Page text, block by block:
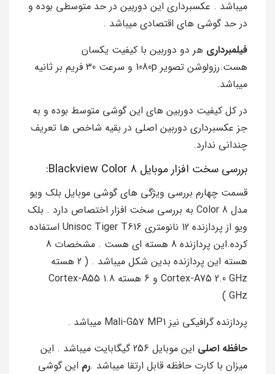
میباشد . عکسبرداری این دوربین در حد متوسطی بوده و
در حد گوشی های اقتصادی میباشد .
فیلمبرداری هر دو دوربین با کیفیت یکسان
هست.رزولوشن تصویر 1080p و سرعت 30 فریم بر ثانیه
میباشد.
در کل کیفیت دوربین های این گوشی متوسط بوده و به
جز عکسبرداری دوربین اصلی در بقیه شاخص ها تعریف
چندانی ندارد.
بررسی سخت افزار موبایل Blackview Color 8:
قسمت چهارم بررسی ویژگی های گوشی موبایل بلک ویو
مدل Color 8 به بررسی سخت افزار اختصاص دارد . بلک
ویو از پردازنده 12 نانومتری Unisoc Tiger T616 استفاده
کرده.این پردازنده 8 هسته ای هست . مشخصات 8
هسته این پردازنده بدین شکل میباشد . ( 2 هسته
Cortex-A75 2.0 GHz و 6 هسته Cortex-A55 1.8
GHz )
پردازنده گرافیکی نیز Mali-G57 MP1 میباشد .
حافظه اصلی
این موبایل 256 گیگابایت میباشد . این
میزان با کارت حافظه قابل ارتقا میباشد .رم این گوشی